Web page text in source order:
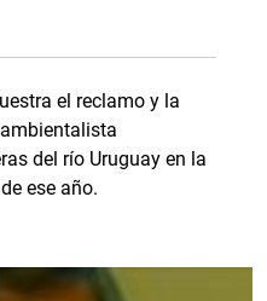
el reclamo y la
del río Uruguay en la
ese año.